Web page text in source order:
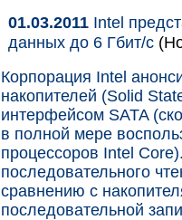
01.03.2011 Intel
данных до 6 Гбит/с
Корпорация Intel
накопителей (Solid
интерфейсом SATA
в полной мере
процессоров Intel
последовательного
сравнению с
последовательной